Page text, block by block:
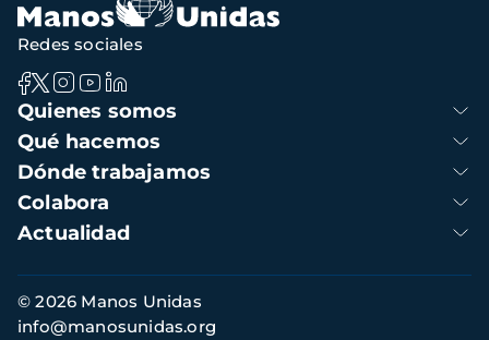
Navegación
principal
Quienes somos
Qué hacemos
Dónde trabajamos
Colabora
Actualidad
Redes sociales
Información
de
© 2026 Manos Unidas
info@manosunidas.org